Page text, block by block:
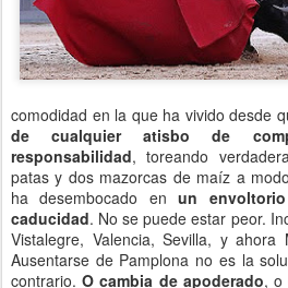
comodidad en la que ha vivido desde
de cualquier atisbo de
responsabilidad, toreando
patas y dos mazorcas de maíz a
ha desembocado enun
caducidad. No se puede estar peor.
Vistalegre, Valencia, Sevilla, y ahora
Ausentarse de Pamplona no es la
contrario.O cambia de apoderado, o